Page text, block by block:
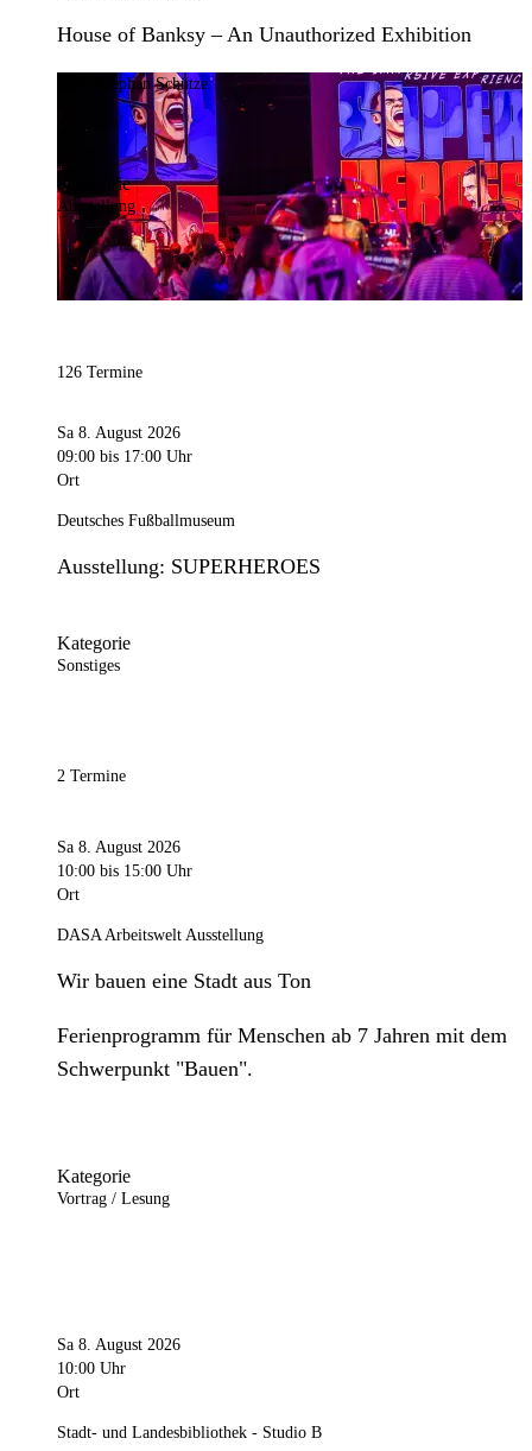
House of Banksy – An Unauthorized Exhibition
Stephan Schütze
Kategorie
Ausstellung
126 Termine
Sa 8. August 2026
09:00 bis 17:00 Uhr
Ort
Deutsches Fußballmuseum
Ausstellung: SUPERHEROES
Kategorie
Sonstiges
2 Termine
Sa 8. August 2026
10:00 bis 15:00 Uhr
Ort
DASA Arbeitswelt Ausstellung
Wir bauen eine Stadt aus Ton
Ferienprogramm für Menschen ab 7 Jahren mit dem
Schwerpunkt "Bauen".
Kategorie
Vortrag / Lesung
Sa 8. August 2026
10:00 Uhr
Ort
Stadt- und Landesbibliothek - Studio B